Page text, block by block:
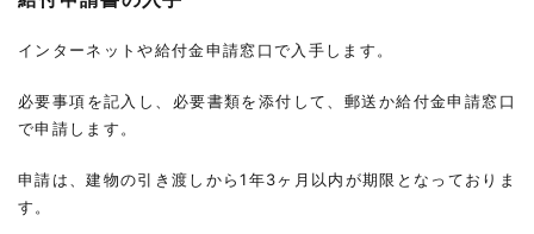
インターネットや給付金申請窓口で入手します。
必要事項を記入し、必要書類を添付して、郵送か給付金申請窓口
で申請します。
申請は、建物の引き渡しから1年3ヶ月以内が期限となっておりま
す。